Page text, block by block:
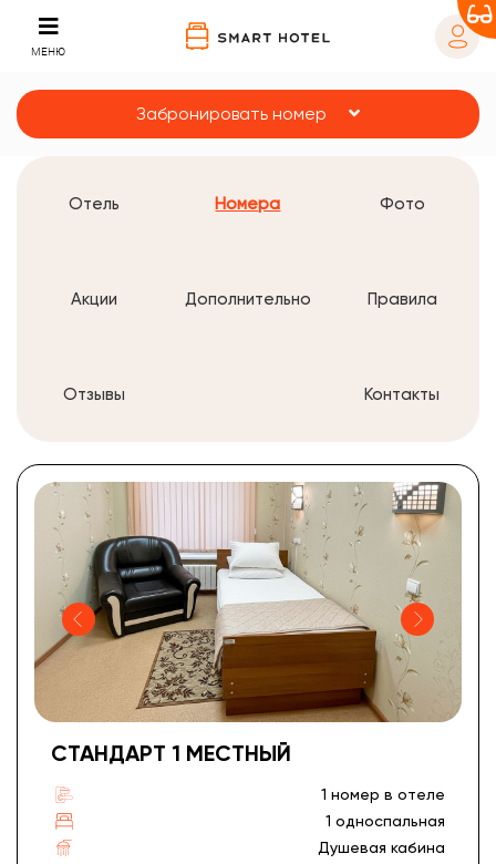
МЕНЮ
Забронировать номер
Отель Номера Фото
Акции Дополнительно Правила
Отзывы Контакты
СТАНДАРТ 1 МЕСТНЫЙ
1 номер в отеле
1 односпальная
Душевая кабина